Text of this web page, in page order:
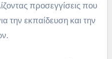
προσεγγίσεις που
την εκπαίδευση και την